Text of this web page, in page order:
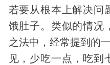
若要从根本上解决问
饿肚子。类似的情况
之法中，经常提到的
见，少吃一点，吃到